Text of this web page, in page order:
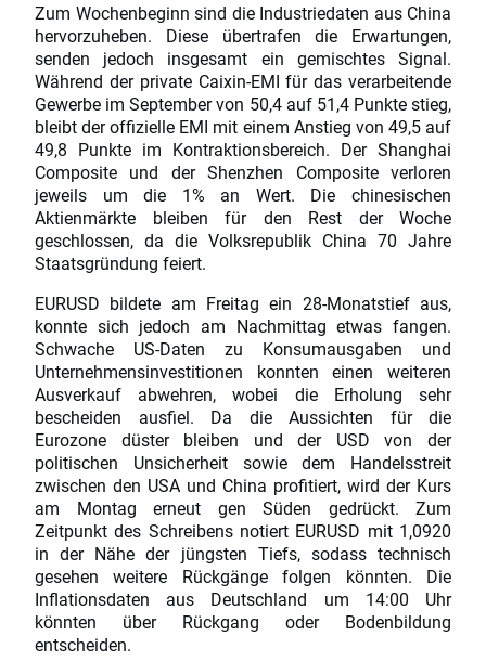
Zum Wochenbeginn sind die Industriedaten aus China
hervorzuheben. Diese übertrafen die Erwartungen,
senden jedoch insgesamt ein gemischtes Signal.
Während der private Caixin-EMI für das verarbeitende
Gewerbe im September von 50,4 auf 51,4 Punkte stieg,
bleibt der offizielle EMI mit einem Anstieg von 49,5 auf
49,8 Punkte im Kontraktionsbereich. Der Shanghai
Composite und der Shenzhen Composite verloren
jeweils um die 1% an Wert. Die chinesischen
Aktienmärkte bleiben für den Rest der Woche
geschlossen, da die Volksrepublik China 70 Jahre
Staatsgründung feiert.
EURUSD bildete am Freitag ein 28-Monatstief aus,
konnte sich jedoch am Nachmittag etwas fangen.
Schwache US-Daten zu Konsumausgaben und
Unternehmensinvestitionen konnten einen weiteren
Ausverkauf abwehren, wobei die Erholung sehr
bescheiden ausfiel. Da die Aussichten für die
Eurozone düster bleiben und der USD von der
politischen Unsicherheit sowie dem Handelsstreit
zwischen den USA und China profitiert, wird der Kurs
am Montag erneut gen Süden gedrückt. Zum
Zeitpunkt des Schreibens notiert EURUSD mit 1,0920
in der Nähe der jüngsten Tiefs, sodass technisch
gesehen weitere Rückgänge folgen könnten. Die
Inflationsdaten aus Deutschland um 14:00 Uhr
könnten über Rückgang oder Bodenbildung
entscheiden.